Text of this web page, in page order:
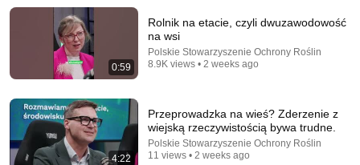
Co dalej z CENAMI? Ryszard Jaszczyński
Wynajmistrz and Kancelaria WMP • 66K views
0:59
Rolnik na etacie, czyli dwuzawodowość
na wsi
Polskie Stowarzyszenie Ochrony Roślin
8.9K views • 2 weeks ago
4:22
Przeprowadzka na wieś? Zderzenie z
wiejską rzeczywistością bywa trudne.
Polskie Stowarzyszenie Ochrony Roślin
11 views • 2 weeks ago